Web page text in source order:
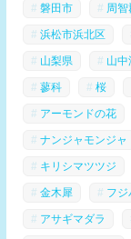
磐田市 周智
浜松市浜北区
山梨県 山中
蓼科 桜
アーモンドの花
ナンジャモンジャ
キリシマツツジ
金木犀 フジ
アサギマダラ